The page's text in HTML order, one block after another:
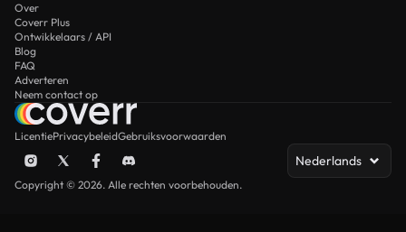
Over
Coverr Plus
Ontwikkelaars / API
Blog
FAQ
Adverteren
Neem contact op
LicentiePrivacybeleidGebruiksvoorwaarden
Nederlands
Copyright © 2026. Alle rechten voorbehouden.